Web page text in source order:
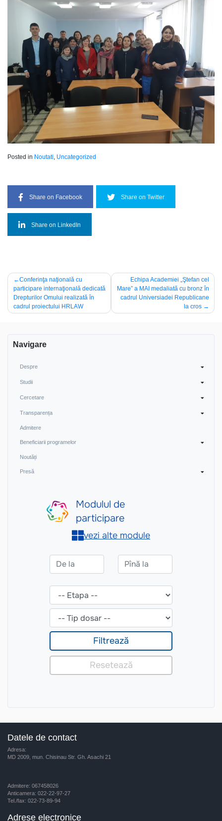
Posted in Noutati Uncategorized
Share on Facebook Share on Twitter
Share on LinkedIn
Navigare
în
articole
Conferinţa naţională cu
participare internaţională dedicată
Drepturilor Omului realizată în
cadrul proiectului HRLAW
Echipa Academiei „Ştefan cel
Mare” a MAI medaliată cu bronz în
cadrul Universiadei Republicane
la cros
Navigare
Despre
Studii
Cercetare
Transparența
Admitere
Beneficiarii programelor
Noutăți
Presă
Datele de contact
Adresa:
MD 2009, mun. Chisinau Str. Gh. Asachi 21
Admitere: 067458026
Anticamera: 022-22-97-27
Tel./fax: 022-73-89-94
Adrese electronice